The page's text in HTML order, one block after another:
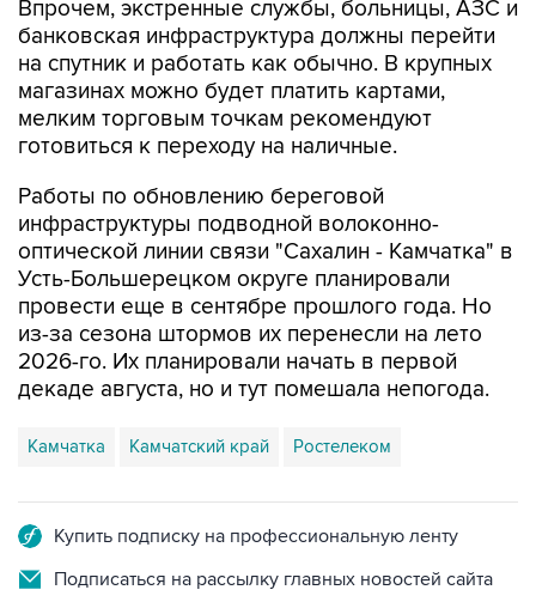
на спутник и работать как обычно. В крупных
магазинах можно будет платить картами,
мелким торговым точкам рекомендуют
готовиться к переходу на наличные.
Работы по обновлению береговой
оптической линии связи "Сахалин - Камчатка" в
Усть-Большерецком округе планировали
провести еще в сентябре прошлого года. Но
из-за сезона штормов их перенесли на лето
2026-го. Их планировали начать в первой
декаде августа, но и тут помешала непогода.
Камчатка Камчатский край Ростелеком
Подписаться на рассылку главных новостей сайта
Получать оперативные новости в официальном